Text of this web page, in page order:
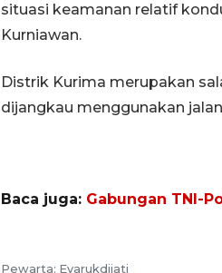
situasi keamanan relatif
Kurniawan.
Distrik Kurima merupakan
dijangkau menggunakan
Baca juga: Gabungan TNI-
Pewarta: Evarukdijati